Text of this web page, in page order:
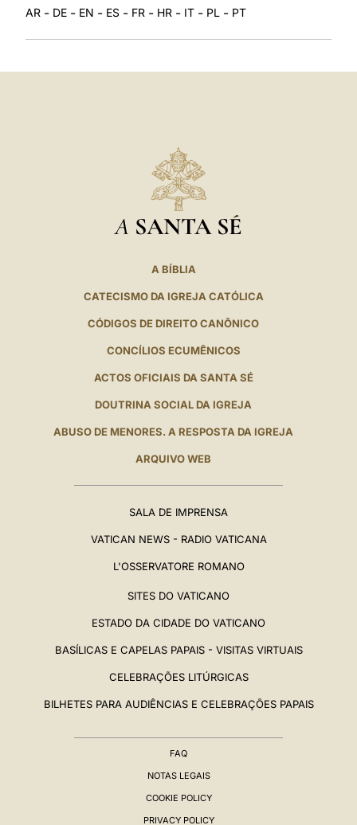
AR - DE - EN - ES - FR - HR - IT - PL - PT
A SANTA SÉ
A BÍBLIA
CATECISMO DA IGREJA CATÓLICA
CÓDIGOS DE DIREITO CANÔNICO
CONCÍLIOS ECUMÊNICOS
ACTOS OFICIAIS DA SANTA SÉ
DOUTRINA SOCIAL DA IGREJA
ABUSO DE MENORES. A RESPOSTA DA IGREJA
ARQUIVO WEB
SALA DE IMPRENSA
VATICAN NEWS - RADIO VATICANA
L'OSSERVATORE ROMANO
SITES DO VATICANO
ESTADO DA CIDADE DO VATICANO
BASÍLICAS E CAPELAS PAPAIS - VISITAS VIRTUAIS
CELEBRAÇÕES LITÚRGICAS
BILHETES PARA AUDIÊNCIAS E CELEBRAÇÕES PAPAIS
FAQ
NOTAS LEGAIS
COOKIE POLICY
PRIVACY POLICY